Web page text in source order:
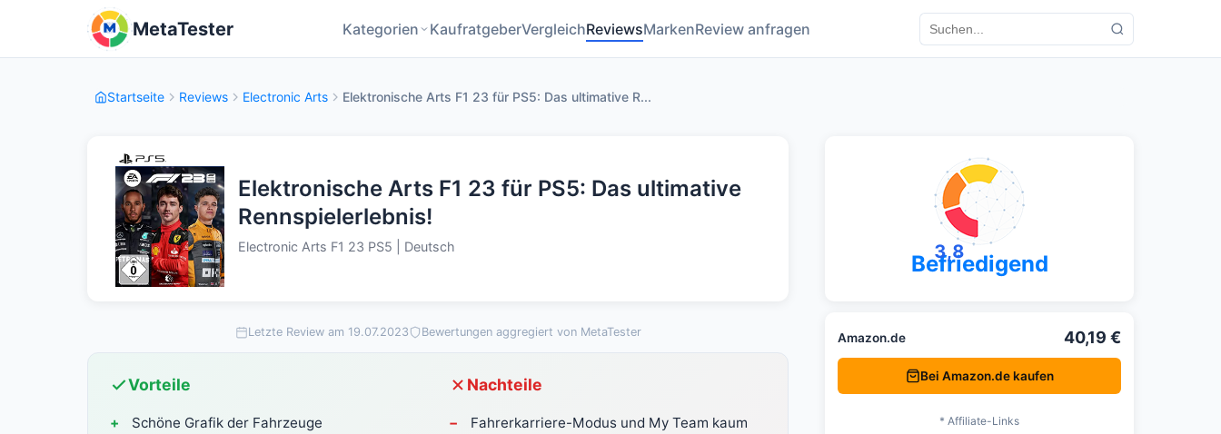
MetaTester Kategorien KaufratgeberVergleichReviewsMarkenReview anfragen
Startseite Reviews Electronic Arts Elektronische Arts F1 23 für PS5: Das ultimative R...
Elektronische Arts F1 23 für PS5: Das ultimative
Rennspielerlebnis!
Electronic Arts F1 23 PS5 | Deutsch
Letzte Review am 19.07.2023 Bewertungen aggregiert von MetaTester
Vorteile
Schöne Grafik der Fahrzeuge
Nachteile
Fahrerkarriere-Modus und My Team kaum
3,8
Befriedigend
Amazon.de 40,19 €
Bei Amazon.de kaufen
* Affiliate-Links